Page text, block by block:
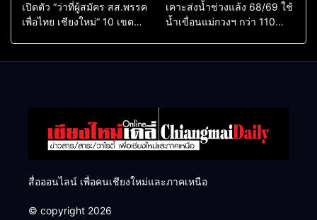
เปิดตัว “ว่าที่ผู้สมัคร สส.พรรค
เพื่อไทย เชียงใหม่” 10 เขต
เคาะส่งน้ำช่วงแล้ง 68/69 ใช้
น้ำเขื่อนแม่กวงฯ กว่า 110
สื่อออนไลน์ เพื่อคนเชียงใหม่และภาคเหนือ
© copyright 2026